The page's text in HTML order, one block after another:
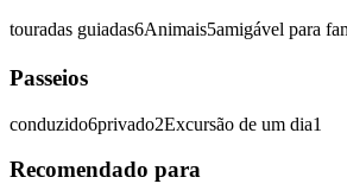
touradas guiadas6Animais5amigável para
Passeios
conduzido6privado2Excursão de um dia1
Recomendado para